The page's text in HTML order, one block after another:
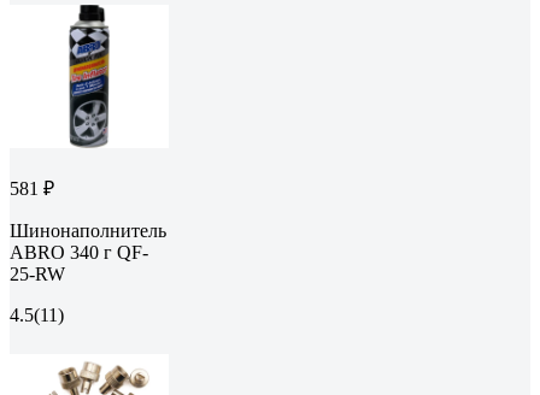
581 ₽
Шинонаполнитель
ABRO 340 г QF-
25-RW
4.5(11)